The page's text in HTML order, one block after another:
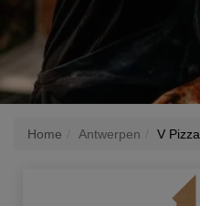
Home Antwerpen V Pizza